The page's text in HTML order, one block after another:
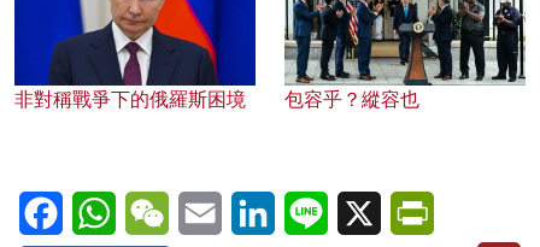
非對稱戰爭下的俄羅斯困境 包容乎？縱容也
FacebookWhatsAppWeChatEmail LinkedInLine X